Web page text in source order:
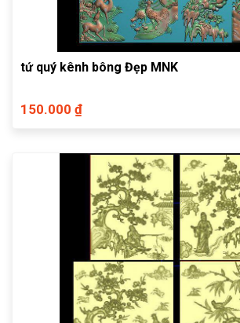
tứ quý kênh bông Đẹp MNK
150.000 ₫